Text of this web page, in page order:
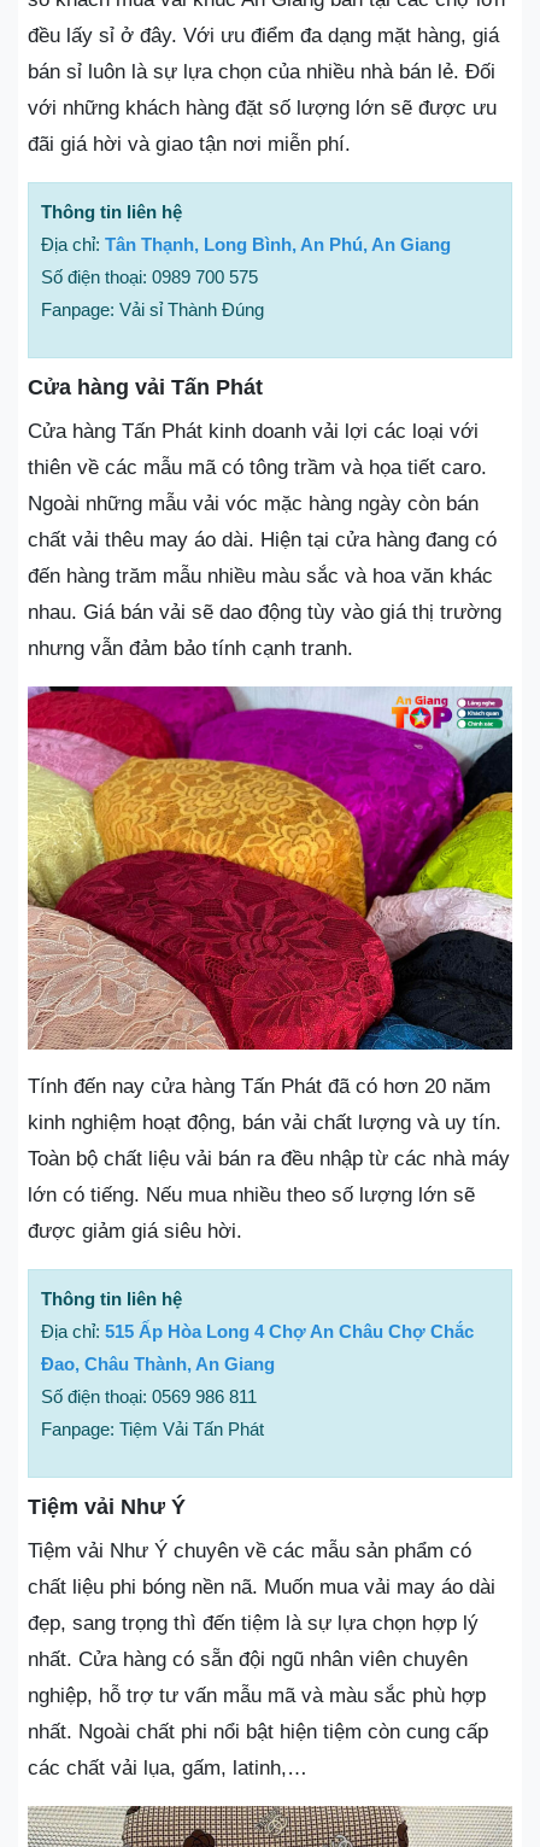
đều lấy sỉ ở đây. Với ưu điểm đa dạng mặt hàng, giá
bán sỉ luôn là sự lựa chọn của nhiều nhà bán lẻ. Đối
với những khách hàng đặt số lượng lớn sẽ được ưu
đãi giá hời và giao tận nơi miễn phí.
Thông tin liên hệ
Địa chỉ: Tân Thạnh, Long Bình, An Phú, An Giang
Số điện thoại: 0989 700 575
Fanpage: Vải sỉ Thành Đúng
Cửa hàng vải Tấn Phát
Cửa hàng Tấn Phát kinh doanh vải lợi các loại với
thiên về các mẫu mã có tông trầm và họa tiết caro.
Ngoài những mẫu vải vóc mặc hàng ngày còn bán
chất vải thêu may áo dài. Hiện tại cửa hàng đang có
đến hàng trăm mẫu nhiều màu sắc và hoa văn khác
nhau. Giá bán vải sẽ dao động tùy vào giá thị trường
nhưng vẫn đảm bảo tính cạnh tranh.
Tính đến nay cửa hàng Tấn Phát đã có hơn 20 năm
kinh nghiệm hoạt động, bán vải chất lượng và uy tín.
Toàn bộ chất liệu vải bán ra đều nhập từ các nhà máy
lớn có tiếng. Nếu mua nhiều theo số lượng lớn sẽ
được giảm giá siêu hời.
Thông tin liên hệ
Địa chỉ: 515 Ấp Hòa Long 4 Chợ An Châu Chợ Chắc
Đao, Châu Thành, An Giang
Số điện thoại: 0569 986 811
Fanpage: Tiệm Vải Tấn Phát
Tiệm vải Như Ý
Tiệm vải Như Ý chuyên về các mẫu sản phẩm có
chất liệu phi bóng nền nã. Muốn mua vải may áo dài
đẹp, sang trọng thì đến tiệm là sự lựa chọn hợp lý
nhất. Cửa hàng có sẵn đội ngũ nhân viên chuyên
nghiệp, hỗ trợ tư vấn mẫu mã và màu sắc phù hợp
nhất. Ngoài chất phi nổi bật hiện tiệm còn cung cấp
các chất vải lụa, gấm, latinh,…